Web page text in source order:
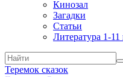
Кинозал
Загадки
Статьи
Литература 1-11
Теремок сказок